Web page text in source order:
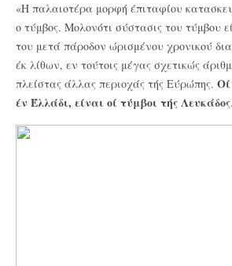
«Η παλαιοτέρα μορφή έπιταφίου
ο τύμβος. Μολονότι σύστασις του τύμβου
του μετά πάροδον ώρισμένου χρονικού
έκ λίθων, εν τούτοις μέγας σχετικώς
πλείστας άλλας περιοχάς τής Εύρώπης.
έν Έλλάδι, είναι οί τύμβοι τήςΛευκάδος.